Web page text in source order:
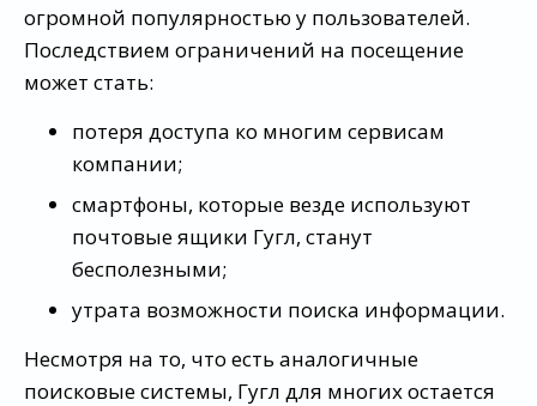
огромной популярностью у пользователей.
Последствием ограничений на посещение
может стать:
потеря доступа ко многим сервисам
компании;
смартфоны, которые везде используют
почтовые ящики Гугл, станут
бесполезными;
утрата возможности поиска информации.
Несмотря на то, что есть аналогичные
поисковые системы, Гугл для многих остается